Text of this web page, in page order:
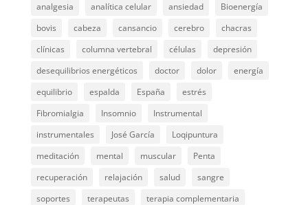
analgesia
analítica celular ansiedad
Bioenergía
bovis
cabeza cansancio cerebro
chacras
clínicas
columna vertebral células
depresión
desequilibrios energéticos
doctor dolor
energía
equilibrio
espalda España
estrés
Fibromialgia
Insomnio
Instrumental
instrumentales
José García
Loqipuntura
meditación
mental muscular
Penta
recuperación
relajación salud
sangre
soportes
terapeutas
terapia complementaria